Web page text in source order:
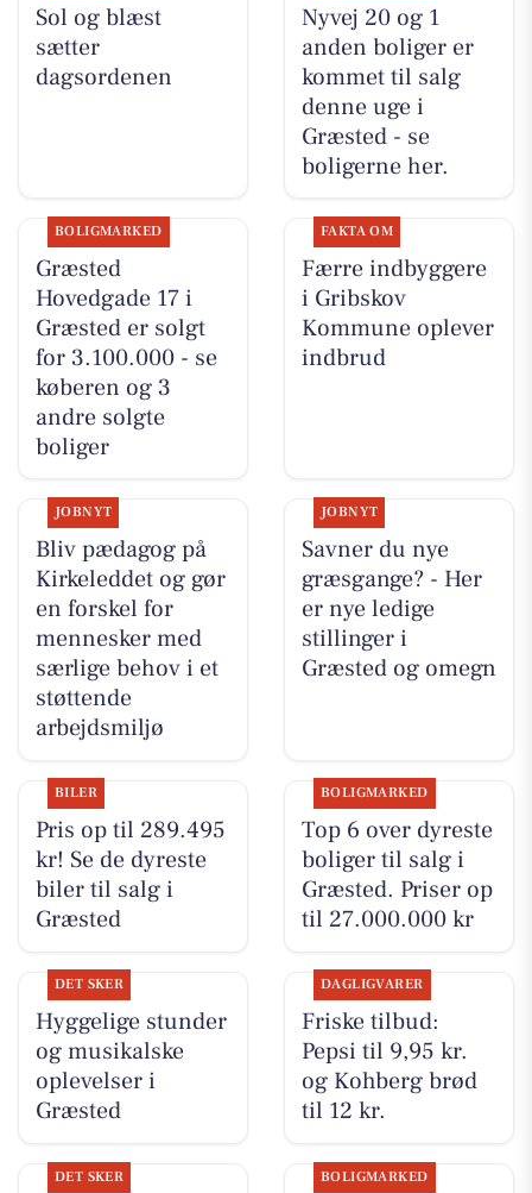
Sol og blæst
sætter
dagsordenen
Nyvej 20 og 1
anden boliger er
kommet til salg
denne uge i
Græsted - se
boligerne her.
BOLIGMARKED
Græsted
Hovedgade 17 i
Græsted er solgt
for 3.100.000 - se
køberen og 3
andre solgte
boliger
FAKTA OM
Færre indbyggere
i Gribskov
Kommune oplever
indbrud
JOBNYT
Bliv pædagog på
Kirkeleddet og gør
en forskel for
mennesker med
særlige behov i et
støttende
arbejdsmiljø
JOBNYT
Savner du nye
græsgange? - Her
er nye ledige
stillinger i
Græsted og omegn
BILER
Pris op til 289.495
kr! Se de dyreste
biler til salg i
Græsted
BOLIGMARKED
Top 6 over dyreste
boliger til salg i
Græsted. Priser op
til 27.000.000 kr
DET SKER
Hyggelige stunder
og musikalske
oplevelser i
Græsted
DAGLIGVARER
Friske tilbud:
Pepsi til 9,95 kr.
og Kohberg brød
til 12 kr.
DET SKER BOLIGMARKED